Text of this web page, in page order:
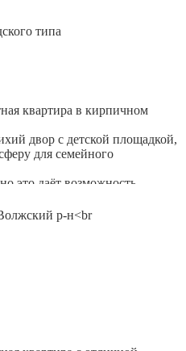
типа
квартира в кирпичном
двор с детской площадкой,
для семейного
это даёт возможность
большая комната имеет
свежим воздухом.
обеспечивает удобство в
в повседневной
игр детей.
этаже пятиэтажного